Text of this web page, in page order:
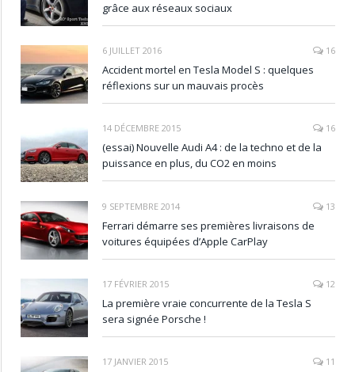
grâce aux réseaux sociaux
6 JUILLET 2016 16
Accident mortel en Tesla Model S : quelques
réflexions sur un mauvais procès
14 DÉCEMBRE 2015 16
(essai) Nouvelle Audi A4 : de la techno et de la
puissance en plus, du CO2 en moins
9 SEPTEMBRE 2014 13
Ferrari démarre ses premières livraisons de
voitures équipées d’Apple CarPlay
17 FÉVRIER 2015 12
La première vraie concurrente de la Tesla S
sera signée Porsche !
17 JANVIER 2015 11